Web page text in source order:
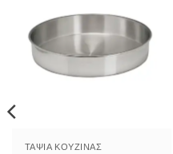
ΤΑΨΙΆ ΚΟΥΖΊΝΑΣ